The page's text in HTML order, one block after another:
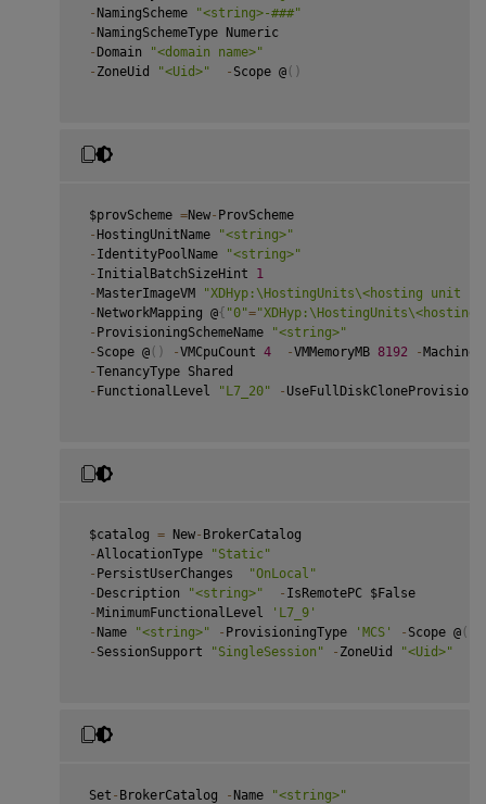
- NamingScheme
"<string>-###"
- NamingSchemeType Numeric
-Domain
"<domain name>"
- ZoneUid "<Uid>" - Scope @ ( )
$provScheme =New- ProvScheme
-HostingUnitName
"<string>"
- IdentityPoolName
"<string>"
- InitialBatchSizeHint 1
-MasterImageVM
"XDHyp:\HostingUnits\<hosting unit
- NetworkMapping @{ "0"=
- ProvisioningSchemeName
"<string>"
- Scope @ ( ) -VMCpuCount 4 -VMMemoryMB 8192 -
-TenancyType Shared
- FunctionalLevel "L7_20" -
$catalog = New- BrokerCatalog
-AllocationType
"Static"
- PersistUserChanges
"OnLocal"
-Description "<string>" - IsRemotePC $False
-MinimumFunctionalLevel
'L7_9'
- Name "<string>" - ProvisioningType 'MCS' - Scope @ (
- SessionSupport "SingleSession" - ZoneUid "<Uid>"
Set - BrokerCatalog - Name
"<string>"